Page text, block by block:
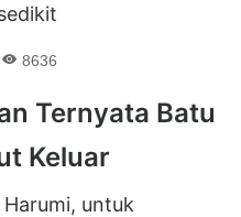
8636
Ternyata Batu
Keluar
untuk